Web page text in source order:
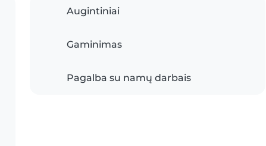
Augintiniai
Gaminimas
Pagalba su namų darbais